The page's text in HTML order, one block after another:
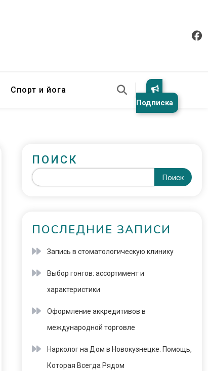
Спорт и йога
Подписка
ПОИСК
Поиск
ПОСЛЕДНИЕ ЗАПИСИ
Запись в стоматологическую клинику
Выбор гонгов: ассортимент и
характеристики
Оформление аккредитивов в
международной торговле
Нарколог на Дом в Новокузнецке: Помощь,
Которая Всегда Рядом